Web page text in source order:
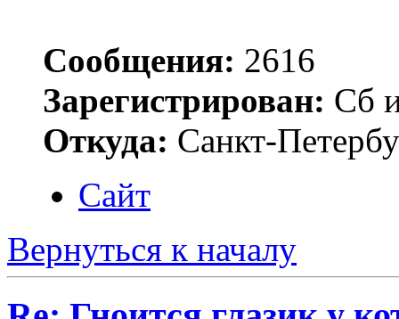
Сообщения: 2616
Зарегистрирован: Сб
Откуда: Санкт-
Сайт
Вернуться к началу